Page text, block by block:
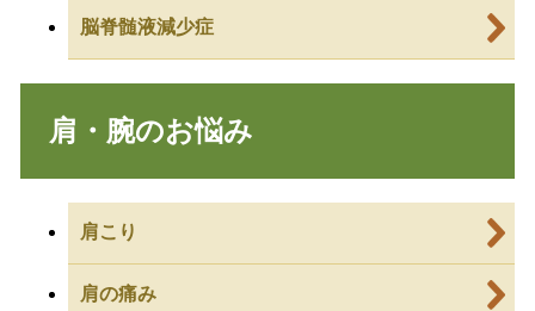
脳脊髄液減少症
肩・腕のお悩み
肩こり
肩の痛み